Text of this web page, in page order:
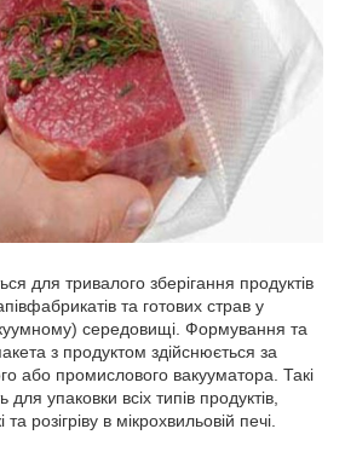
для тривалого зберігання продуктів
та готових страв у
середовищі. Формування та
з продуктом здійснюється за
або промислового вакууматора. Такі
для упаковки всіх типів продуктів,
розігріву в мікрохвильовій печі.